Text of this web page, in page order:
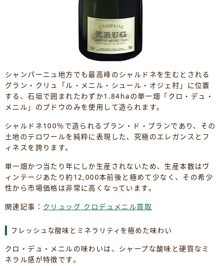
シャンパーニュ地方でも最高峰のシャルドネを生むとされる
グラン・クリュ「ル・メニル・シュール・オジェ村」に位置
する、石垣で囲まれたわずか1.84haの単一畑「クロ・デュ・
メニル」のブドウのみを使用して造られます。
シャルドネ100％で造られるブラン・ド・ブランであり、その
土地のテロワールを純粋に表現した、究極のエレガンスとフ
ィネスを誇ります。
単一畑かつ当たり年にしか生産されないため、生産本数はヴ
ィンテージあたり約12,000本前後と極めて少なく、その希少
性から市場価格は非常に高くなっています。
関連記事： クリュッグ クロデュメニル買取
フレッシュな酸味とミネラリティを極めた味わい
クロ・デュ・メニルの味わいは、シャープな酸味と硬質なミ
ネラル感が特徴です。